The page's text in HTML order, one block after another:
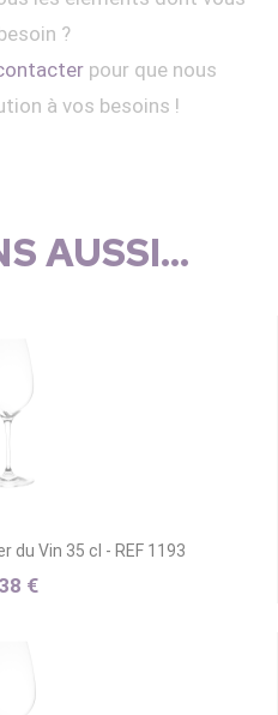
?
pour que nous
à vos besoins !
AUSSI...
du Vin 35 cl - REF 1193
€